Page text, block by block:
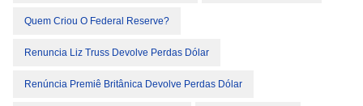
Quem Criou O Federal Reserve?
Renuncia Liz Truss Devolve Perdas Dólar
Renúncia Premiê Britânica Devolve Perdas Dólar